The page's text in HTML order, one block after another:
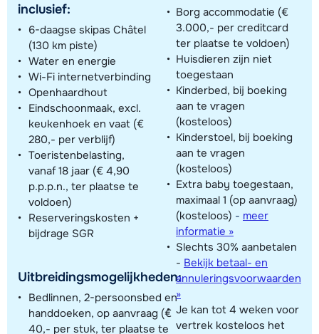
inclusief:
6-daagse skipas Châtel
(130 km piste)
Water en energie
Wi-Fi internetverbinding
Openhaardhout
Eindschoonmaak, excl.
keukenhoek en vaat (€
280,- per verblijf)
Toeristenbelasting,
vanaf 18 jaar (€ 4,90
p.p.p.n., ter plaatse te
voldoen)
Reserveringskosten +
bijdrage SGR
Uitbreidingsmogelijkheden:
Bedlinnen, 2-persoonsbed en
handdoeken, op aanvraag (€
40,- per stuk, ter plaatse te
Borg accommodatie (€
3.000,- per creditcard
ter plaatse te voldoen)
Huisdieren zijn niet
toegestaan
Kinderbed, bij boeking
aan te vragen
(kosteloos)
Kinderstoel, bij boeking
aan te vragen
(kosteloos)
Extra baby toegestaan,
maximaal 1 (op aanvraag)
(kosteloos) - meer
informatie »
Slechts 30% aanbetalen
- Bekijk betaal- en
annuleringsvoorwaarden
»
Je kan tot 4 weken voor
vertrek kosteloos het